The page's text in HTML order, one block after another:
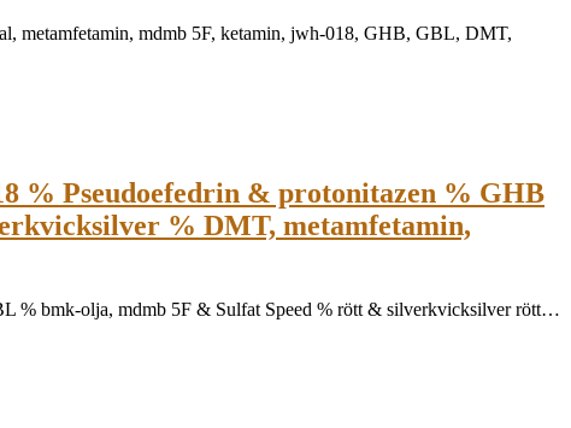
metamfetamin, mdmb 5F, ketamin, jwh-018, GHB, GBL, DMT,
% Pseudoefedrin & protonitazen % GHB
% DMT, metamfetamin,
% bmk-olja, mdmb 5F & Sulfat Speed ​​% rött & silverkvicksilver rött…